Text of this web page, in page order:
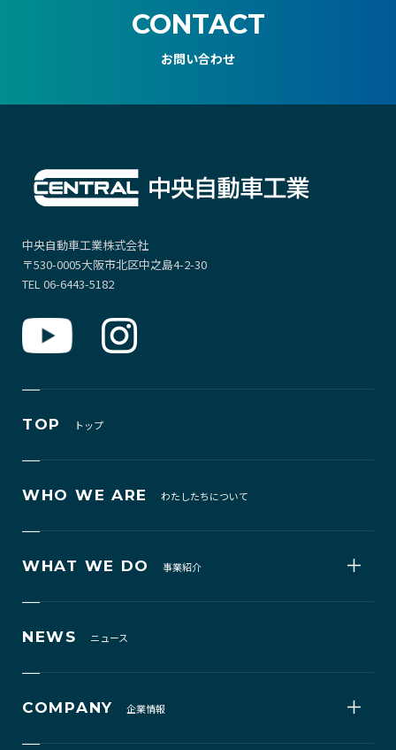
CONTACT
お問い合わせ
中央自動車工業株式会社
〒530-0005大阪市北区中之島4-2-30
TEL 06-6443-5182
TOP トップ
WHO WE ARE わたしたちについて
WHAT WE DO 事業紹介
NEWS ニュース
COMPANY 企業情報